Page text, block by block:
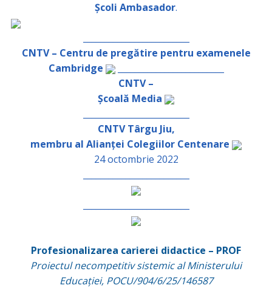
Școli Ambasador.
CNTV – Centru de pregătire pentru examenele
Cambridge
_________________________
CNTV –
Școală Media
CNTV Târgu Jiu,
membru al Alianței Colegiilor Centenare
24 octombrie 2022
Profesionalizarea carierei didactice – PROF
Proiectul necompetitiv sistemic al Ministerului
Educației, POCU/904/6/25/146587